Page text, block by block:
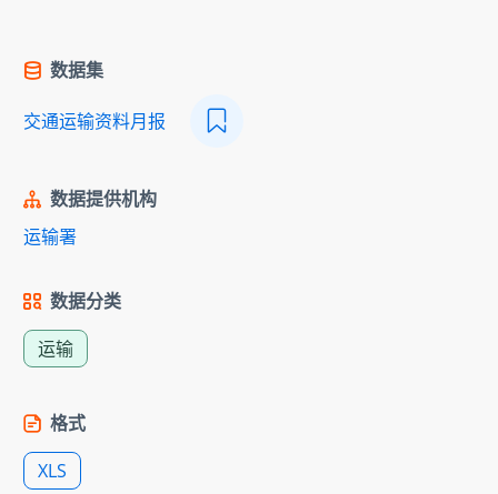
数据集
交通运输资料月报
数据提供机构
运输署
数据分类
运输
格式
XLS